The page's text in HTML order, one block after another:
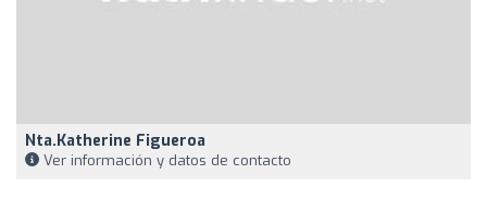
Nta.Katherine Figueroa
Ver información y datos de contacto